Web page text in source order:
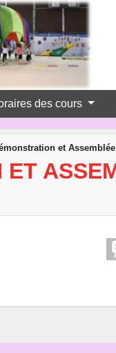
des cours
et
ET